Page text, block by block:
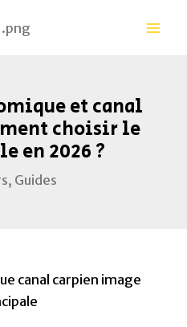
et canal
choisir le
en 2026 ?
, Guides